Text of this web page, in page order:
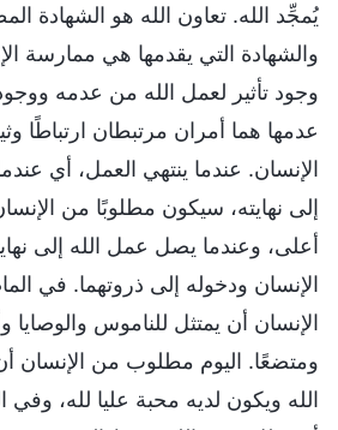
يُمجِّد الله. تعاون الله هو الشهادة
والشهادة التي يقدمها هي ممارسة
وجود تأثير لعمل الله من عدمه
عدمها هما أمران مرتبطان ارتباطًا
الإنسان. عندما ينتهي العمل، أي
إلى نهايته، سيكون مطلوبًا من
أعلى، وعندما يصل عمل الله إلى
الإنسان ودخوله إلى ذروتهما. في
الإنسان أن يمتثل للناموس والوصايا
ومتضعًا. اليوم مطلوب من الإنسان
الله ويكون لديه محبة عليا لله، وفي